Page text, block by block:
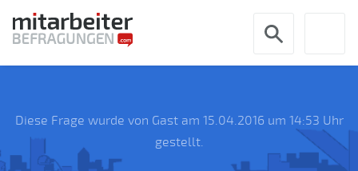
Diese Frage wurde von Gastam 15.04.2016 um 14:53 Uhr
gestellt.